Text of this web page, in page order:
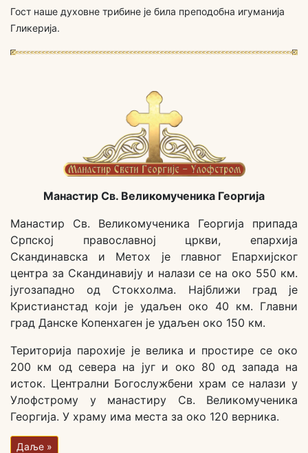
Гост наше духовне трибине је била преподобна игуманија
Гликерија.
Манастир Св. Великомученика Георгија
Манастир Св. Великомученика Георгија припада
Српској православној цркви, епархија
Скандинавска и Метох је главног Епархијског
центра за Скандинавију и налази се на око 550 км.
југозападно од Стокхолма. Најближи град је
Кристианстад који је удаљен око 40 км. Главни
град Данске Копенхаген је удаљен око 150 км.
Територија парохије је велика и простире се око
200 км од севера на југ и око 80 од запада на
исток. Централни Богослужбени храм се налази у
Улофстрому у манастиру Св. Великомученика
Георгија. У храму има места за око 120 верника.
Даље »